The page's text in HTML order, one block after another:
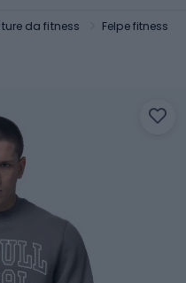
da fitness Felpe fitness